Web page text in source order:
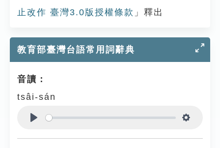
止改作 臺灣3.0版授權條款 」釋出
教育部臺灣台語常用詞辭典
音讀：
tsâi-sán